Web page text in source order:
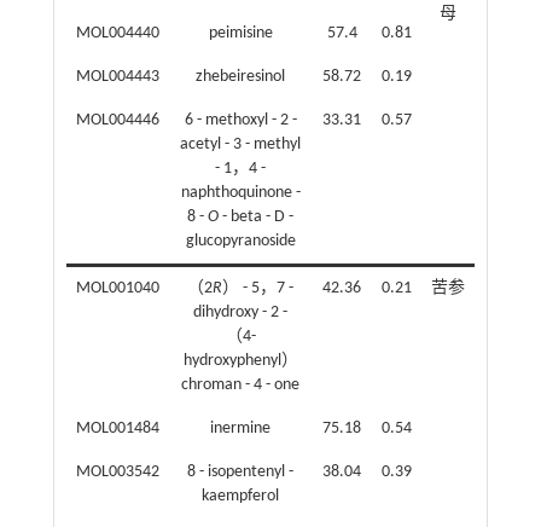
母
MOL004440
peimisine 57.4 0.81
MOL004443 zhebeiresinol 58.72 0.19
MOL004446
6 - methoxyl - 2 -
acetyl - 3 - methyl
- 1，4 -
naphthoquinone -
8 -O - beta - D -
glucopyranoside
33.31 0.57
MOL001040 （2R） - 5，7 -
dihydroxy - 2 -
（4-
hydroxyphenyl）
chroman - 4 - one
42.36 0.21 苦参
MOL001484 inermine 75.18 0.54
MOL003542
8 - isopentenyl -
kaempferol
38.04 0.39